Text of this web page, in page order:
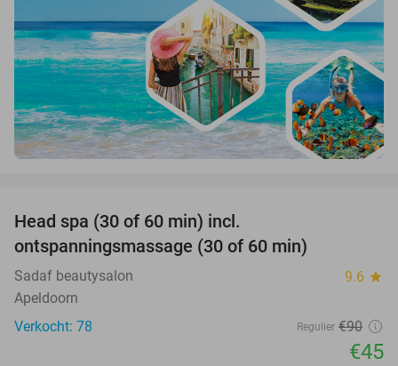
Head spa (30 of 60 min) incl.
ontspanningsmassage (30 of 60 min)
Sadaf beautysalon 9.6 star
Apeldoorn
Verkocht: 78
Regulier €90
€45